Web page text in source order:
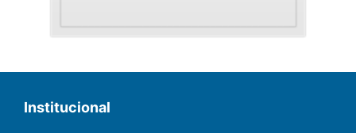
Institucional